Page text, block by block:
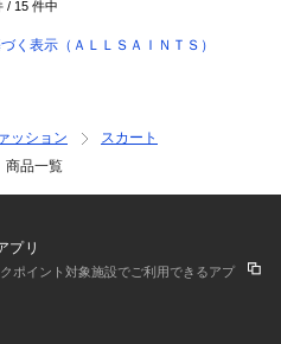
/ 15 件中
く表示（ＡＬＬＳＡＩＮＴＳ）
ッション
スカート
商品一覧
プリ
ポイント対象施設でご利用できるアプ